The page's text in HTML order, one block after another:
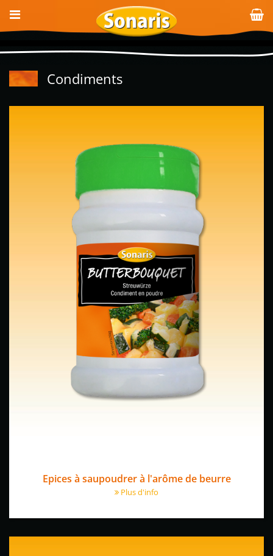
Condiments
Epices à saupoudrer à l'arôme de beurre
Plus d'info